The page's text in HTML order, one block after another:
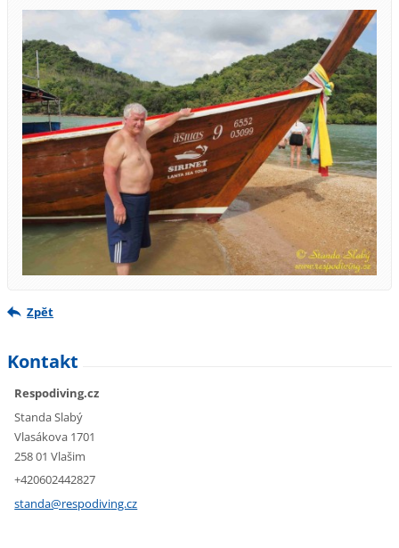
Zpět
Kontakt
Respodiving.cz
Standa Slabý
Vlasákova 1701
258 01 Vlašim
+420602442827
standa@respodiving.cz